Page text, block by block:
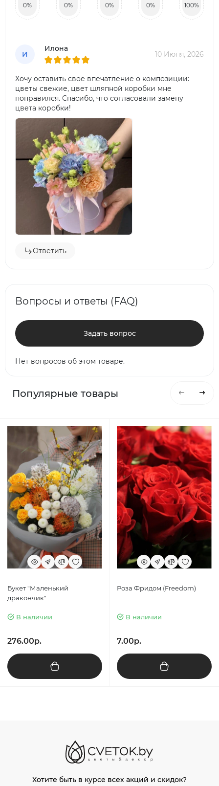
0% 0% 0% 0% 100%
И
Илона
10 Июня, 2026
Хочу оставить своё впечатление о композиции:
цветы свежие, цвет шляпной коробки мне
понравился. Спасибо, что согласовали замену
цвета коробки!
Ответить
Вопросы и ответы (FAQ)
Задать вопрос
Нет вопросов об этом товаре.
Популярные товары
Букет "Маленький
дракончик"
В наличии
276.00р.
Роза Фридом (Freedom)
В наличии
7.00р.
Хотите быть в курсе всех акций и скидок?